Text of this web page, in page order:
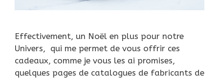
Effectivement, un Noël en plus pour notre
Univers, qui me permet de vous offrir ces
cadeaux, comme je vous les ai promises,
quelques pages de catalogues de fabricants de